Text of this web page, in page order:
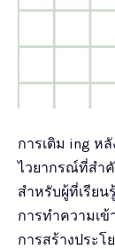
การเติม ing ห
ไวยากรณ์ที่สำ
สำหรับผู้ที่เรียน
การทำความเข้
การสร้างประ